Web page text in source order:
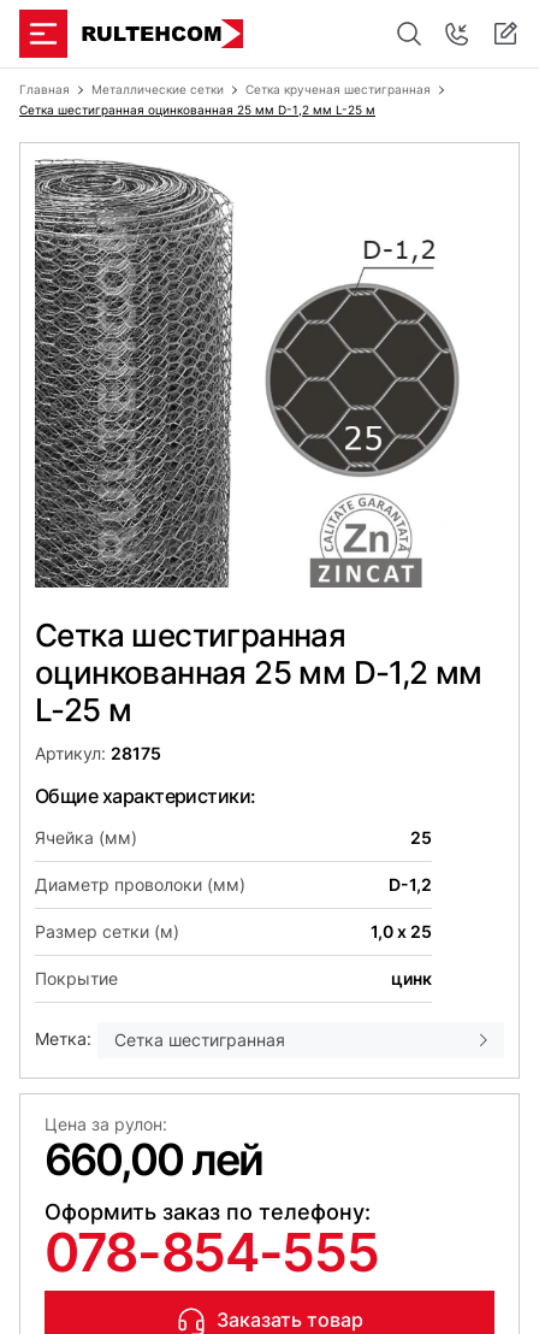
Главная Металлические сетки
Сетка крученая шестигранная
Сетка шестигранная оцинкованная 25 мм D-1,2 мм L-25 м
Сетка шестигранная
оцинкованная 25 мм D-1,2 мм
L-25 м
Артикул: 28175
Общие характеристики:
Ячейка (мм) 25
Диаметр проволоки (мм) D-1,2
Размер сетки (м) 1,0 х 25
Покрытие цинк
Метка: Сетка шестигранная
Цена за рулон:
660,00 лей
Оформить заказ по телефону:
078-854-555
Заказать товар